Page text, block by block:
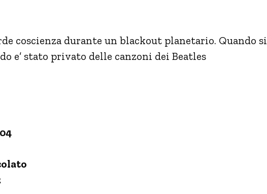
coscienza durante un blackout planetario. Quando si
e’ stato privato delle canzoni dei Beatles